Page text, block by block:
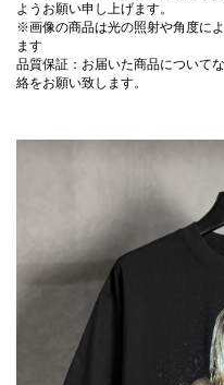
ようお願い申し上げます。
※画像の商品は光の照射や角度に
ます
品質保証：お届いた商品について
絡をお願い致します。